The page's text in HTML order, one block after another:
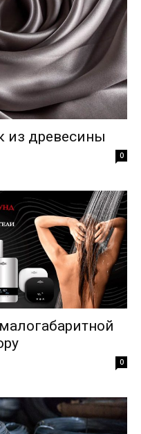
из древесины
0
0